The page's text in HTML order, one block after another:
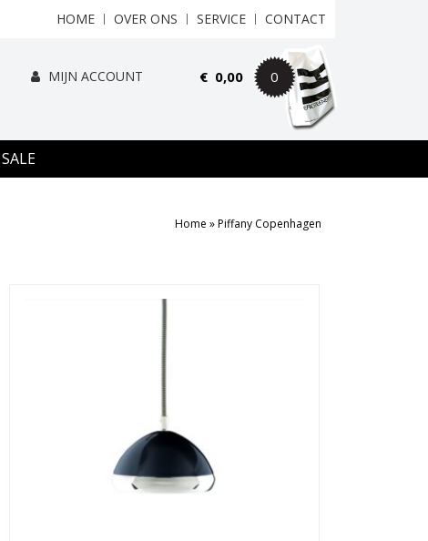
HOME OVER ONS SERVICE CONTACT
MIJN ACCOUNT € 0,00 0
SALE
Home »Piffany Copenhagen